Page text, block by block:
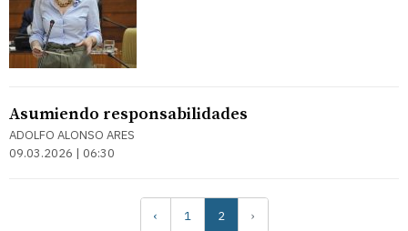
Asumiendo responsabilidades
ADOLFO ALONSO ARES
09.03.2026 | 06:30
‹ 1 2 ›